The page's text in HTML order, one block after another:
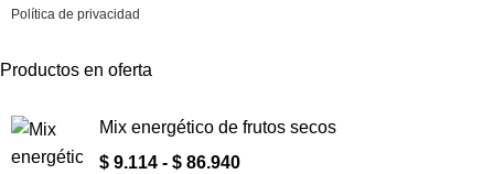
Política de privacidad
Productos en oferta
Mix energético de frutos secos
$ 9.114 - $ 86.940